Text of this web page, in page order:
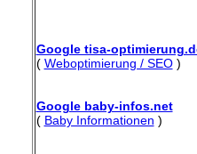
Google tisa-
( Weboptimierung / SEO)
Google baby-infos.net
( Baby Informationen )